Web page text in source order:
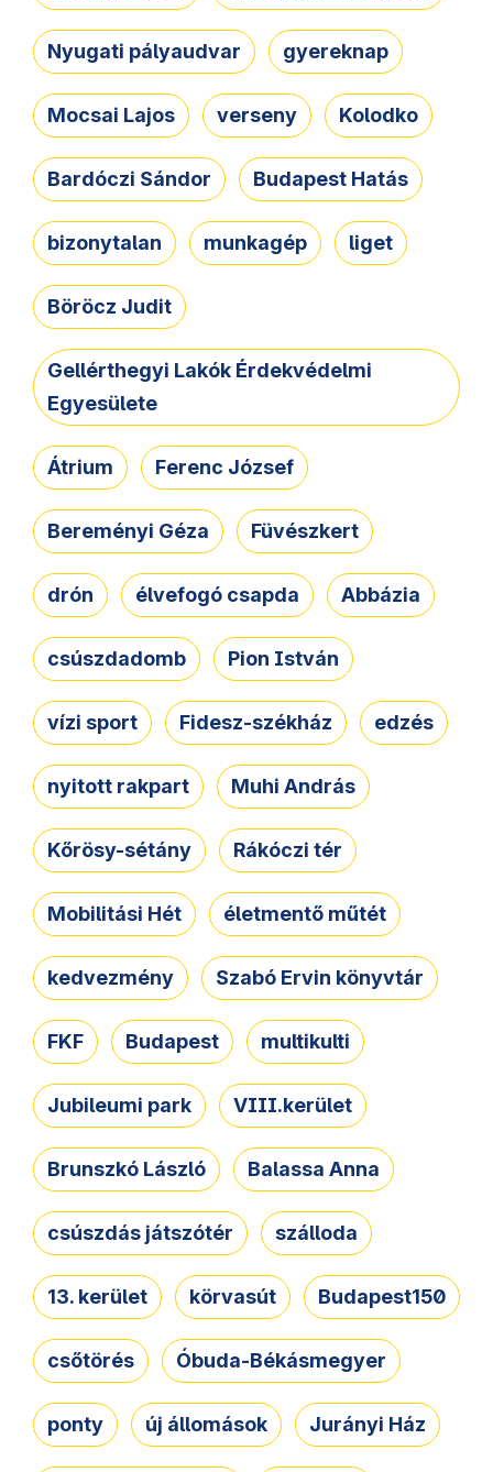
Nyugati pályaudvar gyereknap
Mocsai Lajos verseny Kolodko
Bardóczi Sándor Budapest Hatás
bizonytalan munkagép liget
Böröcz Judit
Gellérthegyi Lakók Érdekvédelmi
Egyesülete
Átrium Ferenc József
Bereményi Géza Füvészkert
drón élvefogó csapda Abbázia
csúszdadomb Pion István
vízi sport Fidesz-székház edzés
nyitott rakpart Muhi András
Kőrösy-sétány Rákóczi tér
Mobilitási Hét életmentő műtét
kedvezmény Szabó Ervin könyvtár
FKF Budapest multikulti
Jubileumi park VIII.kerület
Brunszkó László Balassa Anna
csúszdás játszótér szálloda
13. kerület körvasút Budapest150
csőtörés Óbuda-Békásmegyer
ponty új állomások Jurányi Ház